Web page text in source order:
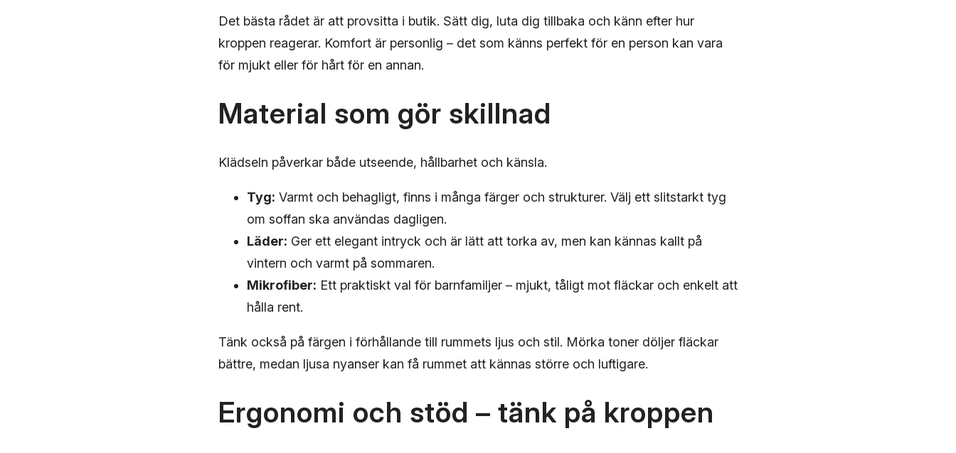
Det bästa rådet är att provsitta i butik. Sätt dig, luta dig tillbaka och känn efter hur
kroppen reagerar. Komfort är personlig – det som känns perfekt för en person kan vara
för mjukt eller för hårt för en annan.
Material som gör skillnad
Klädseln påverkar både utseende, hållbarhet och känsla.
Tyg: Varmt och behagligt, finns i många färger och strukturer. Välj ett slitstarkt tyg
om soffan ska användas dagligen.
Läder: Ger ett elegant intryck och är lätt att torka av, men kan kännas kallt på
vintern och varmt på sommaren.
Mikrofiber: Ett praktiskt val för barnfamiljer – mjukt, tåligt mot fläckar och enkelt att
hålla rent.
Tänk också på färgen i förhållande till rummets ljus och stil. Mörka toner döljer fläckar
bättre, medan ljusa nyanser kan få rummet att kännas större och luftigare.
Ergonomi och stöd – tänk på kroppen